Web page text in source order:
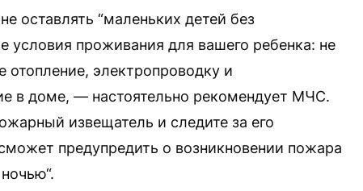
оставлять “маленьких детей без
условия проживания для вашего ребенка: не
отопление, электропроводку и
в доме, — настоятельно рекомендует МЧС.
извещатель и следите за его
предупредить о возникновении пожара